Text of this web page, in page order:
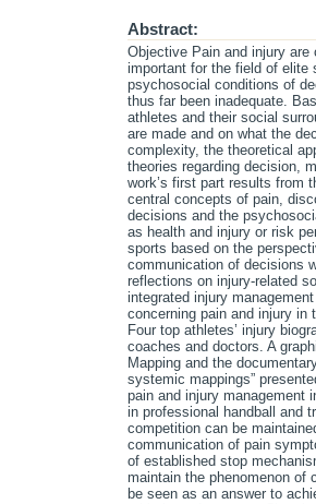
Abstract:
Objective Pain and injury are
important for the field of elite
psychosocial conditions of
thus far been inadequate.
athletes and their social
are made and on what the
complexity, the theoretical
theories regarding decision,
work’s first part results from
central concepts of pain,
decisions and the
as health and injury or risk
sports based on the
communication of decisions
reflections on injury-related
integrated injury
concerning pain and injury
Four top athletes’ injury
coaches and doctors. A
Mapping and the
systemic mappings”
pain and injury management
in professional handball and
competition can be
communication of pain
of established stop
maintain the phenomenon of
be seen as an answer to